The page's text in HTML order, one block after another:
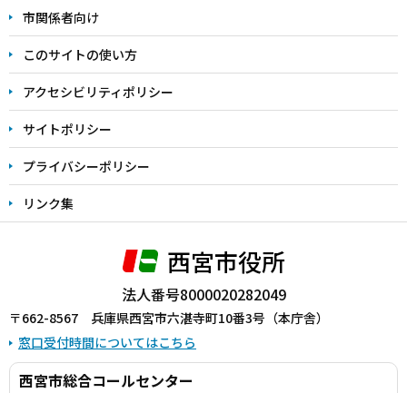
こ
ま
で
市関係者向け
このサイトの使い方
アクセシビリティポリシー
サイトポリシー
プライバシーポリシー
リンク集
西宮市役所
法人番号8000020282049
〒662-8567 兵庫県西宮市六湛寺町10番3号（本庁舎）
窓口受付時間についてはこちら
西宮市総合コールセンター